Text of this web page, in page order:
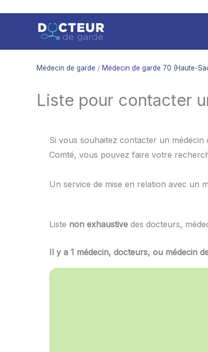
contenu
Médecin de garde / Médecin de garde 70 (Haute-
Liste pour contacter
Si vous souhaitez contacter un
Comté, vous pouvez faire votre
Un service de mise en relation avec un
Liste non exhaustive des docteurs,
Il y a 1 médecin, docteurs, ou médecin